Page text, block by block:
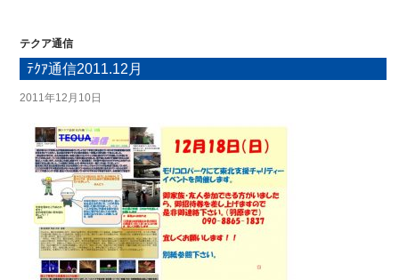
テクア通信
ﾃｸｱ通信2011.12月
2011年12月10日